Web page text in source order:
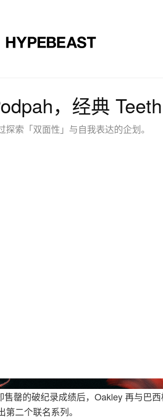
，经典
探索「双面性」与自我表达的企划。
罄的破纪录成绩后，Oakley 再与巴
二个联名系列。